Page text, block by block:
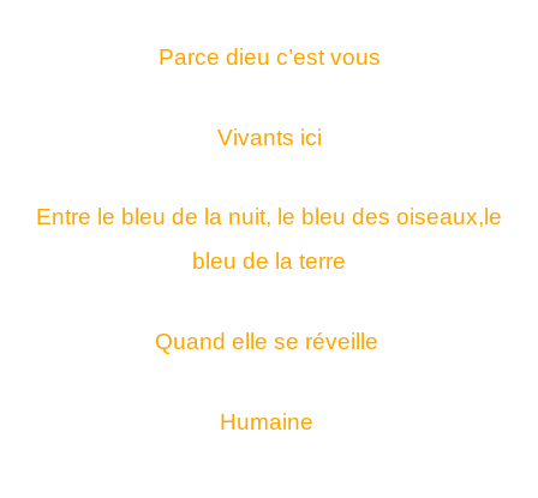
Parce dieu c’est vous
Vivants ici
Entre le bleu de la nuit, le bleu des oiseaux,le
bleu de la terre
Quand elle se réveille
Humaine